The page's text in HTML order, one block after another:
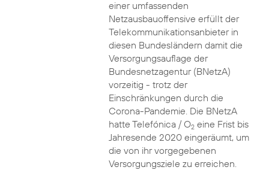
einer umfassenden
Netzausbauoffensive erfüllt der
Telekommunikationsanbieter in
diesen Bundesländern damit die
Versorgungsauflage der
Bundesnetzagentur (BNetzA)
vorzeitig - trotz der
Einschränkungen durch die
Corona-Pandemie. Die BNetzA
hatte Telefónica / O2eine Frist bis
Jahresende 2020 eingeräumt, um
die von ihr vorgegebenen
Versorgungsziele zu erreichen.